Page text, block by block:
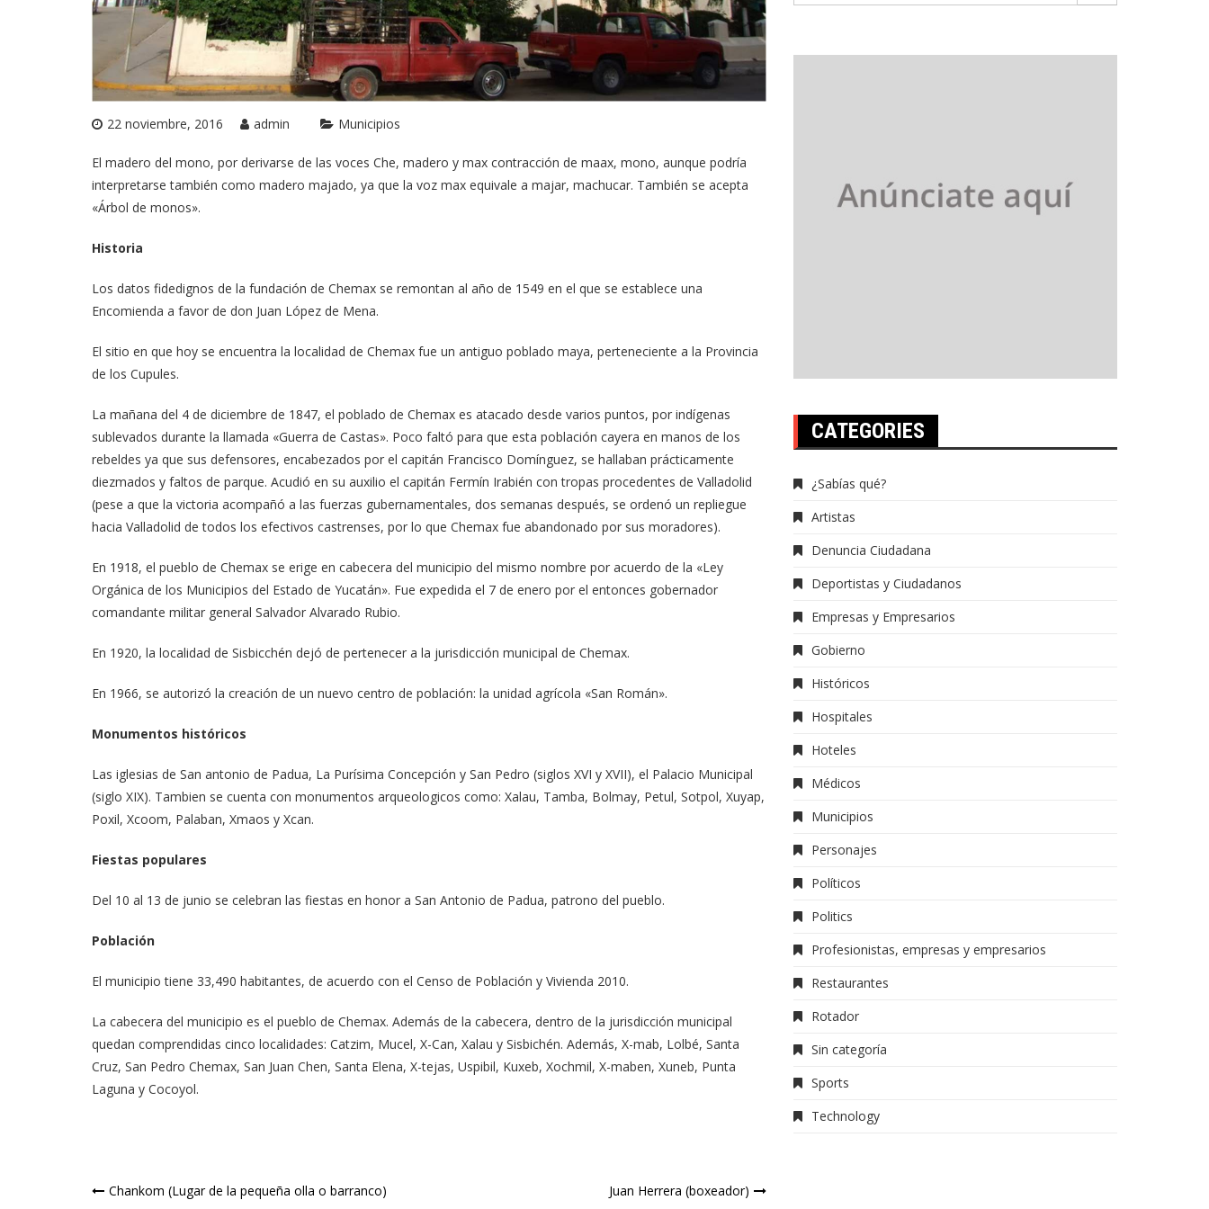
22 noviembre, 2016 admin Municipios
El madero del mono, por derivarse de las voces Che, madero y max contracción de maax, mono, aunque podría
interpretarse también como madero majado, ya que la voz max equivale a majar, machucar. También se acepta
«Árbol de monos».
Historia
Los datos fidedignos de la fundación de Chemax se remontan al año de 1549 en el que se establece una
Encomienda a favor de don Juan López de Mena.
El sitio en que hoy se encuentra la localidad de Chemax fue un antiguo poblado maya, perteneciente a la Provincia
de los Cupules.
La mañana del 4 de diciembre de 1847, el poblado de Chemax es atacado desde varios puntos, por indígenas
sublevados durante la llamada «Guerra de Castas». Poco faltó para que esta población cayera en manos de los
rebeldes ya que sus defensores, encabezados por el capitán Francisco Domínguez, se hallaban prácticamente
diezmados y faltos de parque. Acudió en su auxilio el capitán Fermín Irabién con tropas procedentes de Valladolid
(pese a que la victoria acompañó a las fuerzas gubernamentales, dos semanas después, se ordenó un repliegue
hacia Valladolid de todos los efectivos castrenses, por lo que Chemax fue abandonado por sus moradores).
En 1918, el pueblo de Chemax se erige en cabecera del municipio del mismo nombre por acuerdo de la «Ley
Orgánica de los Municipios del Estado de Yucatán». Fue expedida el 7 de enero por el entonces gobernador
comandante militar general Salvador Alvarado Rubio.
En 1920, la localidad de Sisbicchén dejó de pertenecer a la jurisdicción municipal de Chemax.
En 1966, se autorizó la creación de un nuevo centro de población: la unidad agrícola «San Román».
Monumentos históricos
Las iglesias de San antonio de Padua, La Purísima Concepción y San Pedro (siglos XVI y XVII), el Palacio Municipal
(siglo XIX). Tambien se cuenta con monumentos arqueologicos como: Xalau, Tamba, Bolmay, Petul, Sotpol, Xuyap,
Poxil, Xcoom, Palaban, Xmaos y Xcan.
Fiestas populares
Del 10 al 13 de junio se celebran las fiestas en honor a San Antonio de Padua, patrono del pueblo.
Población
El municipio tiene 33,490 habitantes, de acuerdo con el Censo de Población y Vivienda 2010.
La cabecera del municipio es el pueblo de Chemax. Además de la cabecera, dentro de la jurisdicción municipal
quedan comprendidas cinco localidades: Catzim, Mucel, X-Can, Xalau y Sisbichén. Además, X-mab, Lolbé, Santa
Cruz, San Pedro Chemax, San Juan Chen, Santa Elena, X-tejas, Uspibil, Kuxeb, Xochmil, X-maben, Xuneb, Punta
Laguna y Cocoyol.
Navegación
Chankom (Lugar de la pequeña olla o barranco) Juan Herrera (boxeador)
CATEGORIES
¿Sabías qué?
Artistas
Denuncia Ciudadana
Deportistas y Ciudadanos
Empresas y Empresarios
Gobierno
Históricos
Hospitales
Hoteles
Médicos
Municipios
Personajes
Políticos
Politics
Profesionistas, empresas y empresarios
Restaurantes
Rotador
Sin categoría
Sports
Technology